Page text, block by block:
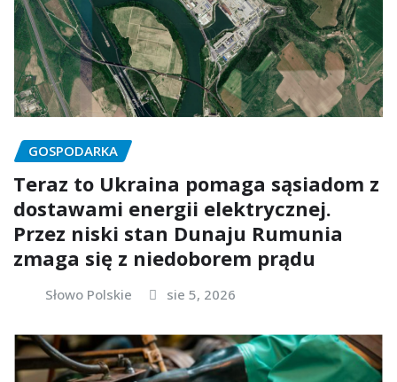
GOSPODARKA
Teraz to Ukraina pomaga sąsiadom z
dostawami energii elektrycznej.
Przez niski stan Dunaju Rumunia
zmaga się z niedoborem prądu
Słowo Polskie sie 5, 2026